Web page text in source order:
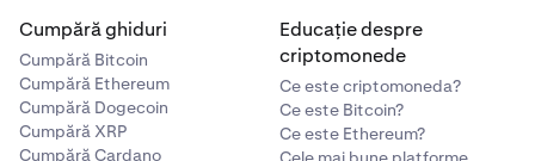
Cumpără ghiduri
Cumpără Bitcoin
Cumpără Ethereum
Cumpără Dogecoin
Cumpără XRP
Cumpără Cardano
Educație despre
criptomonede
Ce este criptomoneda?
Ce este Bitcoin?
Ce este Ethereum?